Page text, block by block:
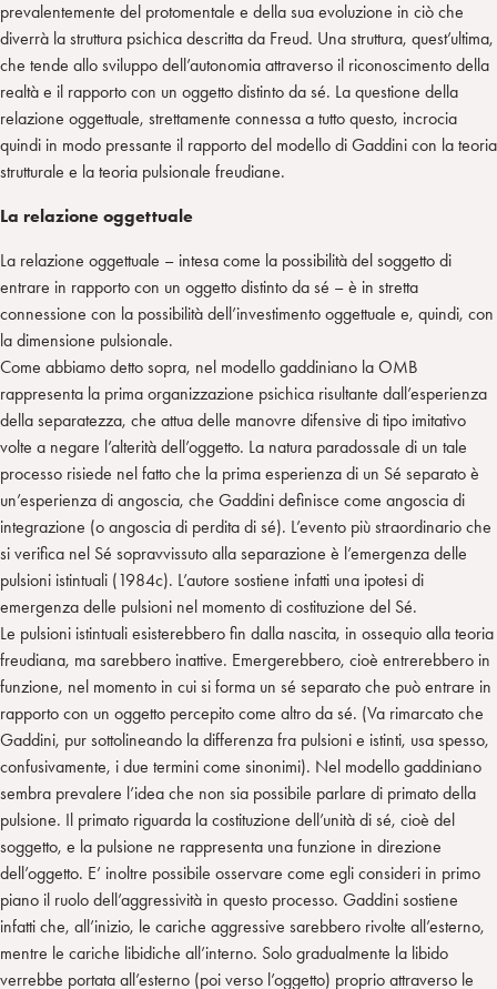
prevalentemente del protomentale e della sua evoluzione in ciò che
diverrà la struttura psichica descritta da Freud. Una struttura, quest’ultima,
che tende allo sviluppo dell’autonomia attraverso il riconoscimento della
realtà e il rapporto con un oggetto distinto da sé. La questione della
relazione oggettuale, strettamente connessa a tutto questo, incrocia
quindi in modo pressante il rapporto del modello di Gaddini con la teoria
strutturale e la teoria pulsionale freudiane.
La relazione oggettuale
La relazione oggettuale – intesa come la possibilità del soggetto di
entrare in rapporto con un oggetto distinto da sé – è in stretta
connessione con la possibilità dell’investimento oggettuale e, quindi, con
la dimensione pulsionale.
Come abbiamo detto sopra, nel modello gaddiniano la OMB
rappresenta la prima organizzazione psichica risultante dall’esperienza
della separatezza, che attua delle manovre difensive di tipo imitativo
volte a negare l’alterità dell’oggetto. La natura paradossale di un tale
processo risiede nel fatto che la prima esperienza di un Sé separato è
un’esperienza di angoscia, che Gaddini definisce come angoscia di
integrazione (o angoscia di perdita di sé). L’evento più straordinario che
si verifica nel Sé sopravvissuto alla separazione è l’emergenza delle
pulsioni istintuali (1984c). L’autore sostiene infatti una ipotesi di
emergenza delle pulsioni nel momento di costituzione del Sé.
Le pulsioni istintuali esisterebbero fin dalla nascita, in ossequio alla teoria
freudiana, ma sarebbero inattive. Emergerebbero, cioè entrerebbero in
funzione, nel momento in cui si forma un sé separato che può entrare in
rapporto con un oggetto percepito come altro da sé. (Va rimarcato che
Gaddini, pur sottolineando la differenza fra pulsioni e istinti, usa spesso,
confusivamente, i due termini come sinonimi). Nel modello gaddiniano
sembra prevalere l’idea che non sia possibile parlare di primato della
pulsione. Il primato riguarda la costituzione dell’unità di sé, cioè del
soggetto, e la pulsione ne rappresenta una funzione in direzione
dell’oggetto. E’ inoltre possibile osservare come egli consideri in primo
piano il ruolo dell’aggressività in questo processo. Gaddini sostiene
infatti che, all’inizio, le cariche aggressive sarebbero rivolte all’esterno,
mentre le cariche libidiche all’interno. Solo gradualmente la libido
verrebbe portata all’esterno (poi verso l’oggetto) proprio attraverso le